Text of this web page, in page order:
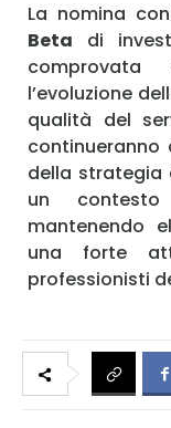
La nomina
Beta di
comprovata
l’evoluzione
qualità del
della strategia
un
mantenendo
una forte
professionisti